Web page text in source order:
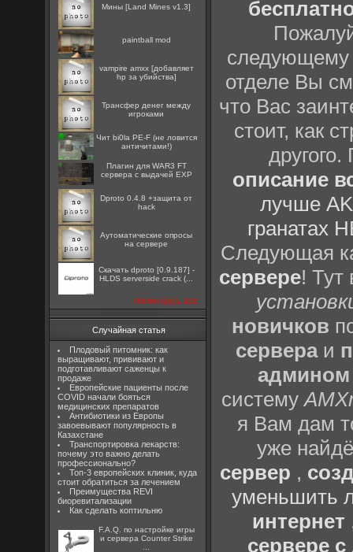
Мины [Land Mines v1.3]
paintball mod
vampire amxx [добавляет
hp за убийства]
Трансфер денег между
игроками
Чит bi0la PE-F (не ловится
античитами!)
Плагин для WAR3 FT
сервера с выдачей EXP
Dproto 0.4.8 +защита от
hack
Аутоматические опросы
на сервере
Скачать dproto [0.9.187] -
HLDS serverside crack (...
посмотреть все
Случайная статья
Плодовый питомник: как
выращивают, прививают и
подготавливают саженцы к
продаже
Европейские пациенты после
COVID начали бояться
медицинских препаратов
Антибиотики из Европы
завоевывают популярность в
Казахстане
Транспортировка лекарств:
почему это важно делать
профессионально?
Топ-3 европейских клиник, куда
стоит обратиться за лечением
Преимущества REVI
биоревитализации
Как сделать коптильню
F.A.Q. по настройке игры
и сервера Counter Strike
отделе Вы
что Вас
стоит, как
описание
лучше
гранатах
Следующая
сервере! Тут
новичков
сервераи
админом
систему
я Вам дам
уже
сервер ,
уменьшить
интернет
сервере